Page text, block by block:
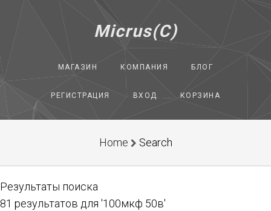
Micrus(C)
МАГАЗИН КОМПАНИЯ БЛОГ
РЕГИСТРАЦИЯ ВХОД КОРЗИНА
Home Search
Результаты поиска
81 результатов для '100мкф 50в'